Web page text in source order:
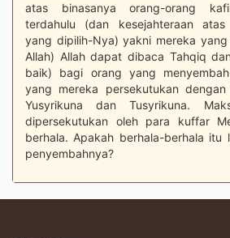
atas binasanya orang-orang
terdahulu (dan kesejahteraan atas
yang dipilih-Nya) yakni mereka
Allah) Allah dapat dibaca Tahqiq
baik) bagi orang yang
yang mereka persekutukan
Yusyrikuna dan Tusyrikuna.
dipersekutukan oleh para kuffar
berhala. Apakah berhala-berhala
penyembahnya?